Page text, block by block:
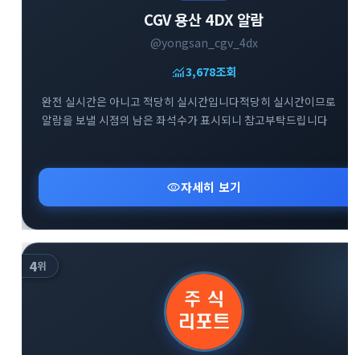
CGV 용산 4DX 알람
@yongsan_cgv_4dx
monitoring3,678조회
완전 실시간은 아니고 적당히 실시간입니다적당히 실시간이므로
알람을 보낼 시점의 남은 좌석수가 표시되니 참고부탁드립니다
visibility자세히 보기
4위